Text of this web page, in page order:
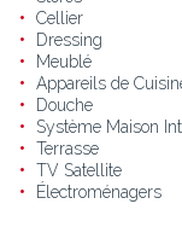
Cellier
Dressing
Meublé
Appareils de
Douche
Système Maison
Terrasse
TV Satellite
Électroménagers